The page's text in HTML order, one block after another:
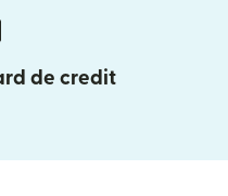
de credit